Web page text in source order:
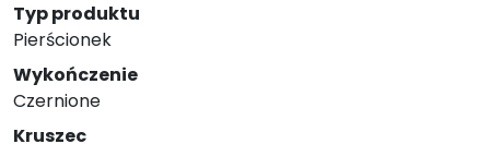
Typ produktu
Pierścionek
Wykończenie
Czernione
Kruszec